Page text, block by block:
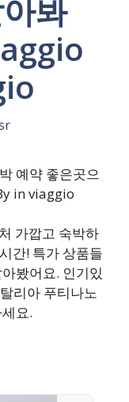
봐
예약 좋은곳으
in viaggio
가깝고 숙박하
간! 특가 상품들
봤어요. 인기있
리아 푸티나노
요.